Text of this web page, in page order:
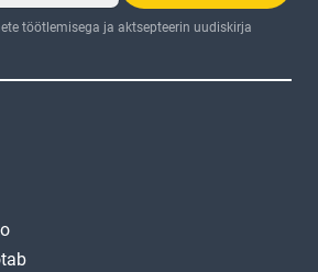
töötlemisega ja aktsepteerin uudiskirja